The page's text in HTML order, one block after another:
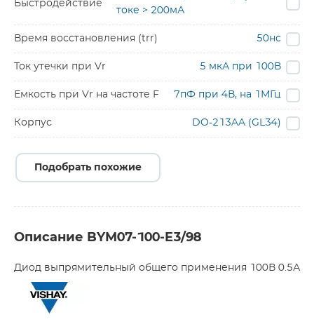
Быстродействие
токе > 200мА
Время восстановления (trr) 50нс
Ток утечки при Vr 5 мкА при 100В
Емкость при Vr на частоте F 7пФ при 4В, на 1МГц
Корпус DO-213AA (GL34)
Подобрать похожие
Описание BYM07-100-E3/98
Диод выпрямительный общего применения 100В 0.5А